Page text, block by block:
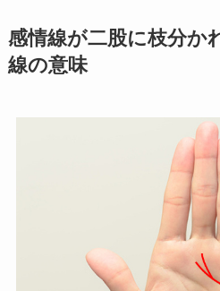
感情線が二股に枝分か
線の意味